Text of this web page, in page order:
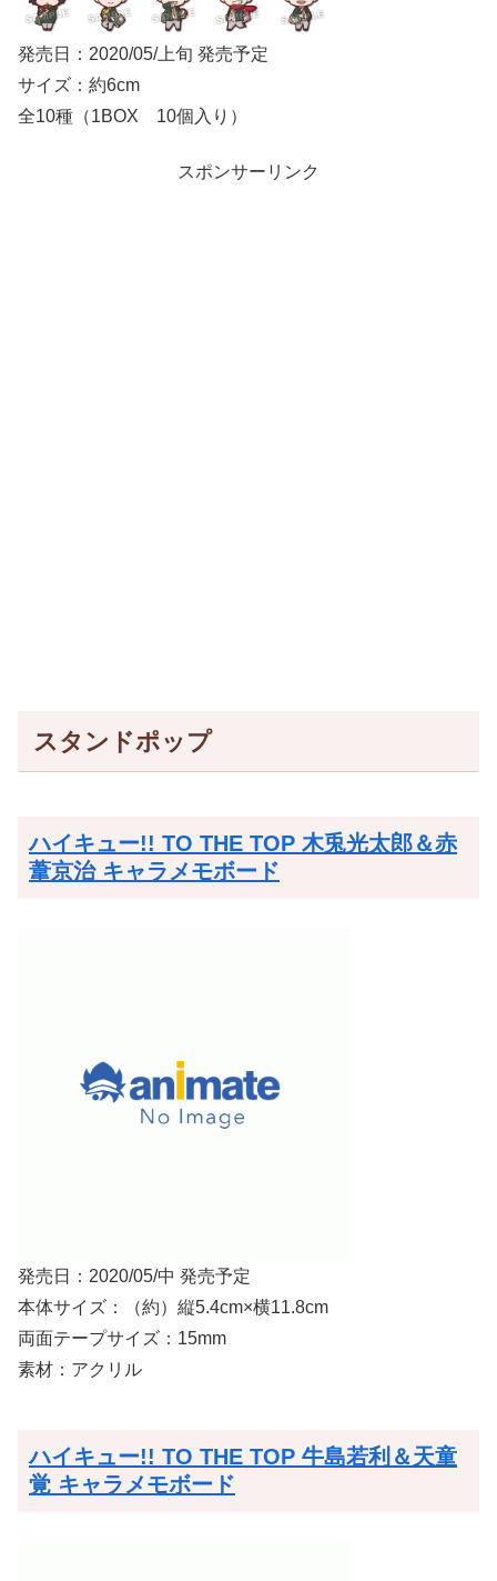
発売日：2020/05/上旬 発売予定
サイズ：約6cm
全10種（1BOX 10個入り）
スポンサーリンク
スタンドポップ
ハイキュー!! TO THE TOP 木兎光太郎＆赤
葦京治 キャラメモボード
発売日：2020/05/中 発売予定
本体サイズ：（約）縦5.4cm×横11.8cm
両面テープサイズ：15mm
素材：アクリル
ハイキュー!! TO THE TOP 牛島若利＆天童
覚 キャラメモボード